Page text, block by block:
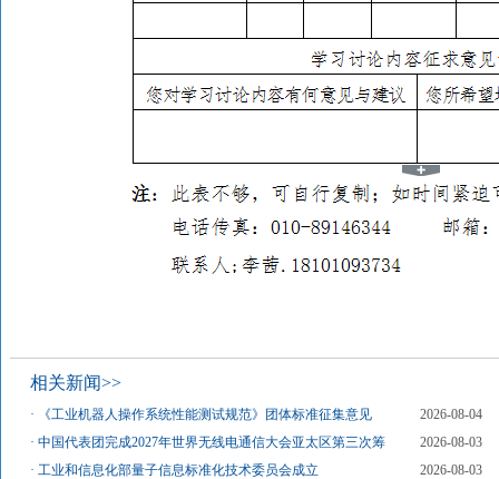
相关新闻>>
· 《工业机器人操作系统性能测试规范》团体标准征集意见
2026-08-04
·中国代表团完成2027年世界无线电通信大会亚太区第三次筹
2026-08-03
·工业和信息化部量子信息标准化技术委员会成立
2026-08-03